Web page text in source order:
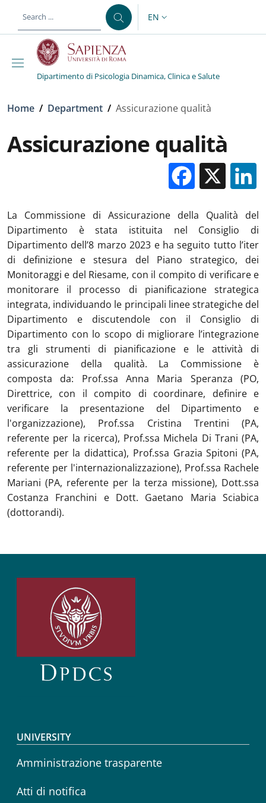
LANGUAGE SWITCHER:
EN
Dipartimento di Psicologia Dinamica, Clinica e Salute
Breadcrumb
Home / Department / Assicurazione qualità
Assicurazione qualità
X
La Commissione di Assicurazione della Qualità del
Dipartimento è stata istituita nel Consiglio di
Dipartimento dell’8 marzo 2023 e ha seguito tutto l’iter
di definizione e stesura del Piano strategico, dei
Monitoraggi e del Riesame, con il compito di verificare e
monitorare il processo di pianificazione strategica
integrata, individuando le principali linee strategiche del
Dipartimento e discutendole con il Consiglio di
Dipartimento con lo scopo di migliorare l’integrazione
tra gli strumenti di pianificazione e le attività di
assicurazione della qualità. La Commissione è
composta da: Prof.ssa Anna Maria Speranza (PO,
Direttrice, con il compito di coordinare, definire e
verificare la presentazione del Dipartimento e
l'organizzazione), Prof.ssa Cristina Trentini (PA,
referente per la ricerca), Prof.ssa Michela Di Trani (PA,
referente per la didattica), Prof.ssa Grazia Spitoni (PA,
referente per l'internazionalizzazione), Prof.ssa Rachele
Mariani (PA, referente per la terza missione), Dott.ssa
Costanza Franchini e Dott. Gaetano Maria Sciabica
(dottorandi).
Footer menu
UNIVERSITY
Amministrazione trasparente
Atti di notifica